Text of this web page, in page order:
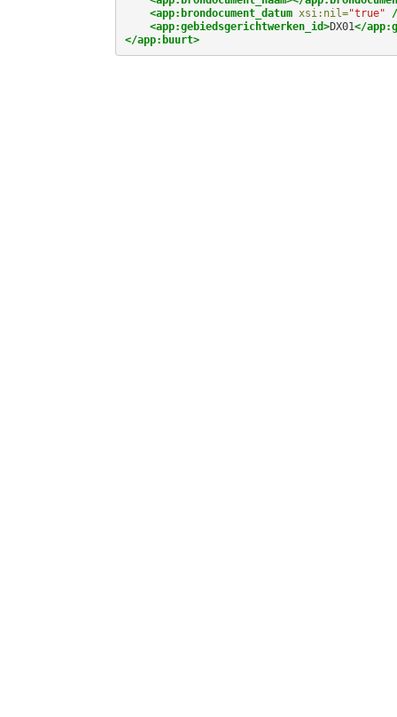
<app:brondocument_datum
xsi:nil="true"
<app:gebiedsgerichtwerken_id>DX01</
</app:buurt>